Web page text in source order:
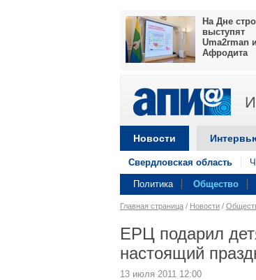
На Дне
выступят
Uma2rman и
Афродита
Новости
Свердловская область
Политика Общество
Главная страница / Новости /
ЕРЦ подарил
настоящий
13 июля 2011 12:00